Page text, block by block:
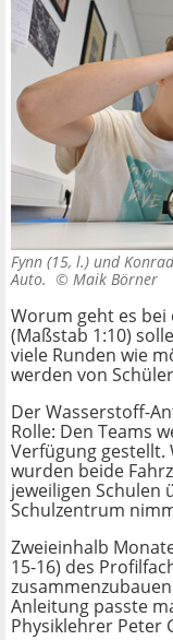
Fynn (15, l.) und
Auto. © Maik Börner
Worum geht es bei
(Maßstab 1:10)
viele Runden wie
werden von
Der Wasserstoff-
Rolle: Den Teams
Verfügung gestellt.
wurden beide
jeweiligen Schulen
Schulzentrum
Zweieinhalb
15-16) des
Anleitung passte
Physiklehrer Peter